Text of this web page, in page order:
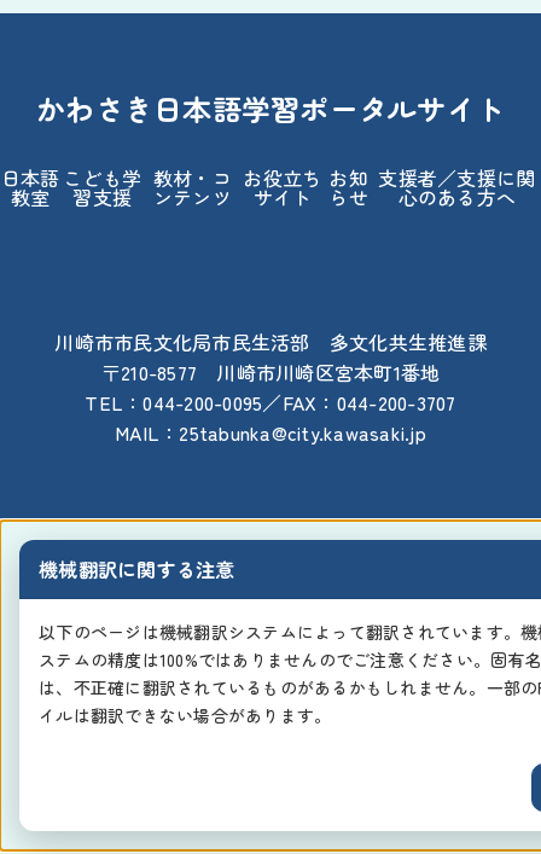
かわさき日本語学習ポータルサイト
日本語
教室
こども学
習支援
教材・コ
ンテンツ
お役立ち
サイト
お知
らせ
支援者／支援に関
心のある方へ
川崎市市民文化局市民生活部 多文化共生推進課
〒210-8577 川崎市川崎区宮本町1番地
TEL：044-200-0095／FAX：044-200-3707
MAIL：25tabunka@city.kawasaki.jp
機械翻訳に関する注意
以下のページは機械翻訳システムによって翻訳されています。
ステムの精度は100%ではありませんのでご注意ください。固有
は、不正確に翻訳されているものがあるかもしれません。一部
イルは翻訳できない場合があります。